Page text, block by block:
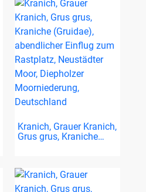
Kranich, Grauer Kranich,
Grus grus, Kraniche…